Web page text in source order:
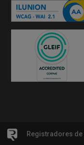
Registradores de